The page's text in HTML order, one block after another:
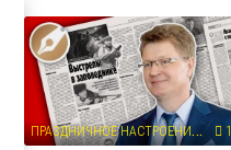
П
РАЗДНИЧНОЕ НАСТРОЕНИЕ